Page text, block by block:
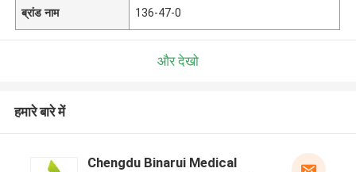
ब्रांड नाम 136-47-0
और देखो
हमारे बारे में
Chengdu Binarui Medical